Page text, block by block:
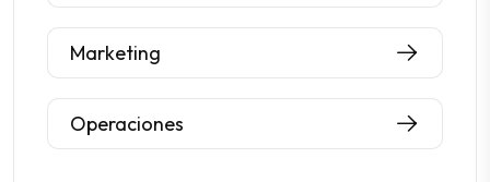
Marketing
Operaciones